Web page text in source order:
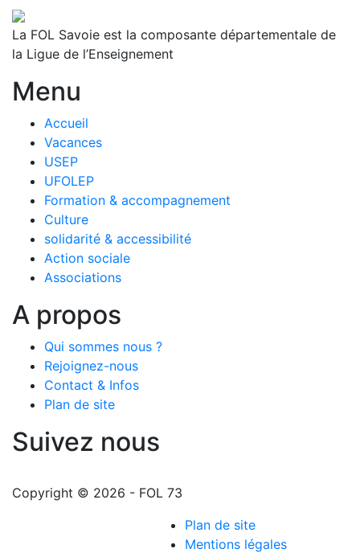
La FOL Savoie est la composante départementale de
la Ligue de l’Enseignement
Menu
Accueil
Vacances
USEP
UFOLEP
Formation & accompagnement
Culture
solidarité & accessibilité
Action sociale
Associations
A propos
Qui sommes nous ?
Rejoignez-nous
Contact & Infos
Plan de site
Suivez nous
Copyright © 2026 - FOL 73
Plan de site
Mentions légales